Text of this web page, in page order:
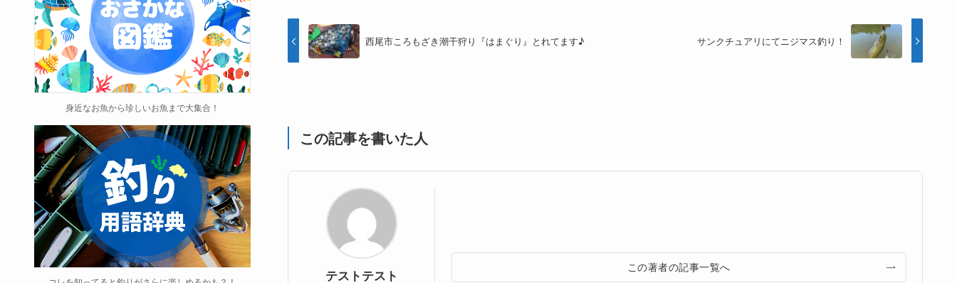
西尾市ころもざき潮干狩り『はまぐり』とれてます♪ サンクチュアリにてニジマス釣り！
この記事を書いた人
テストテスト この著者の記事一覧へ
身近なお魚から珍しいお魚まで大集合！